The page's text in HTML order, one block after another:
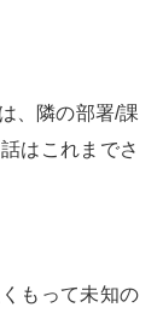
、隣の部署/課
はこれまでさ
もって未知の